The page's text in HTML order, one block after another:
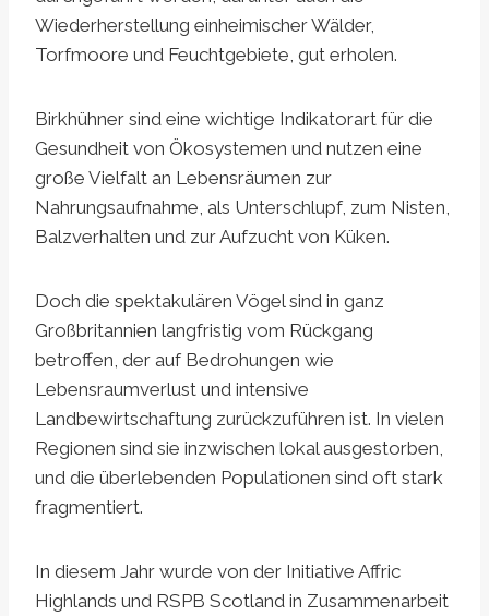
Wiederherstellung einheimischer Wälder,
Torfmoore und Feuchtgebiete, gut erholen.
Birkhühner sind eine wichtige Indikatorart für die
Gesundheit von Ökosystemen und nutzen eine
große Vielfalt an Lebensräumen zur
Nahrungsaufnahme, als Unterschlupf, zum Nisten,
Balzverhalten und zur Aufzucht von Küken.
Doch die spektakulären Vögel sind in ganz
Großbritannien langfristig vom Rückgang
betroffen, der auf Bedrohungen wie
Lebensraumverlust und intensive
Landbewirtschaftung zurückzuführen ist. In vielen
Regionen sind sie inzwischen lokal ausgestorben,
und die überlebenden Populationen sind oft stark
fragmentiert.
In diesem Jahr wurde von der Initiative Affric
Highlands und RSPB Scotland in Zusammenarbeit